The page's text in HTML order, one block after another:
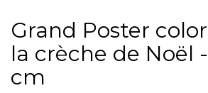
Grand Poster
la crèche de Noël
cm